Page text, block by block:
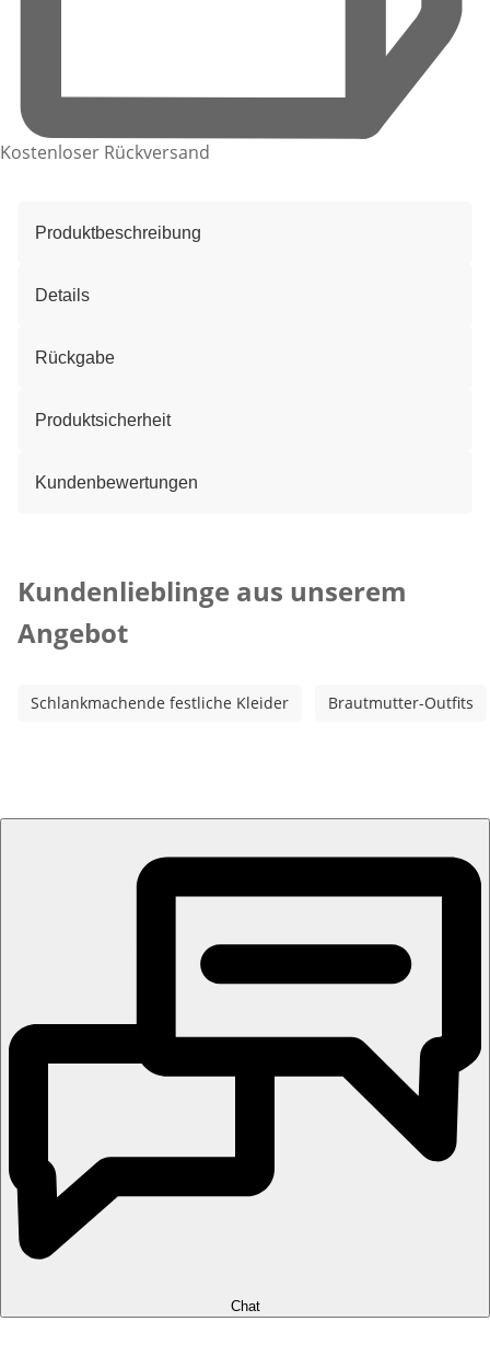
Kostenloser Rückversand
Produktbeschreibung
Details
Rückgabe
Produktsicherheit
Kundenbewertungen
Kundenlieblinge aus unserem
Angebot
Schlankmachende festliche Kleider Brautmutter-Outfits
Chat